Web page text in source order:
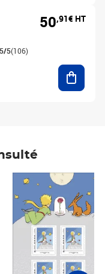
5(106)
50,91€ HT
6,25€ HT